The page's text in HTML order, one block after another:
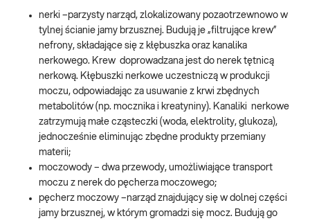
nerki –parzysty narząd, zlokalizowany pozaotrzewnowo w
tylnej ścianie jamy brzusznej. Budują je „filtrujące krew”
nefrony, składające się z kłębuszka oraz kanalika
nerkowego. Krew doprowadzana jest do nerek tętnicą
nerkową. Kłębuszki nerkowe uczestniczą w produkcji
moczu, odpowiadając za usuwanie z krwi zbędnych
metabolitów (np. mocznika i kreatyniny). Kanaliki nerkowe
zatrzymują małe cząsteczki (woda, elektrolity, glukoza),
jednocześnie eliminując zbędne produkty przemiany
materii;
moczowody – dwa przewody, umożliwiające transport
moczu z nerek do pęcherza moczowego;
pęcherz moczowy –narząd znajdujący się w dolnej części
jamy brzusznej, w którym gromadzi się mocz. Budują go